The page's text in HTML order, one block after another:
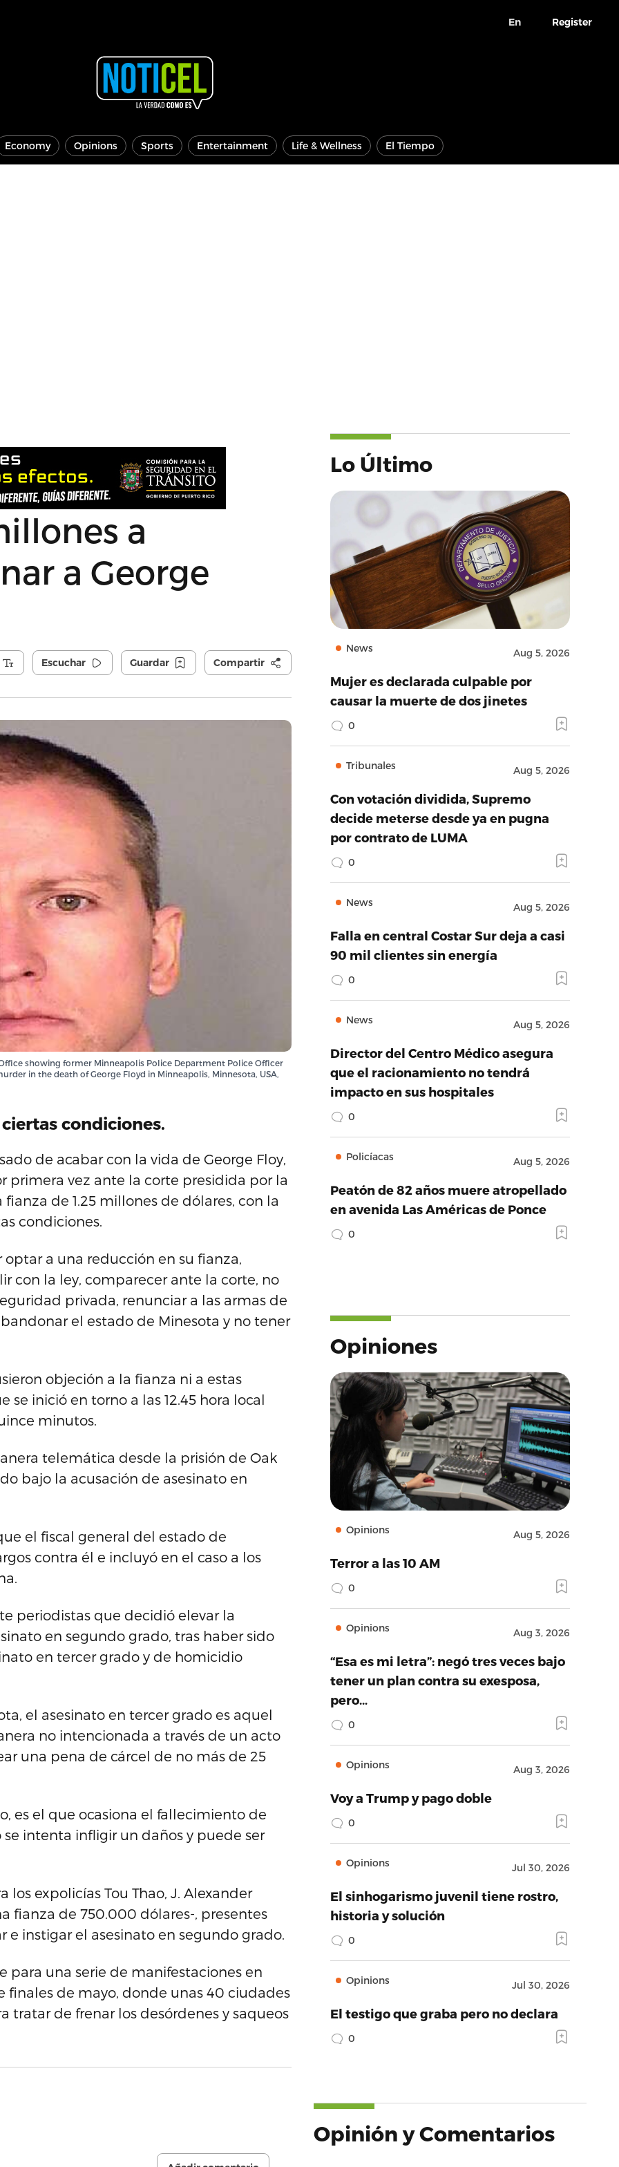
En Register
Economy Opinions Sports Entertainment Life & Wellness El Tiempo
a
a George
Escuchar Guardar Compartir
showing former Minneapolis Police Department Police Officer
in the death of George Floyd in Minneapolis, Minnesota, USA,
condiciones.
de acabar con la vida de George Floy,
primera vez ante la corte presidida por la
de 1.25 millones de dólares, con la
condiciones.
a una reducción en su fianza,
con la ley, comparecer ante la corte, no
privada, renunciar a las armas de
el estado de Minesota y no tener
objeción a la fianza ni a estas
inició en torno a las 12.45 hora local
minutos.
telemática desde la prisión de Oak
bajo la acusación de asesinato en
el fiscal general del estado de
contra él e incluyó en el caso a los
periodistas que decidió elevar la
en segundo grado, tras haber sido
en tercer grado y de homicidio
el asesinato en tercer grado es aquel
no intencionada a través de un acto
una pena de cárcel de no más de 25
es el que ocasiona el fallecimiento de
intenta infligir un daños y puede ser
expolicías Tou Thao, J. Alexander
fianza de 750.000 dólares-, presentes
instigar el asesinato en segundo grado.
para una serie de manifestaciones en
finales de mayo, donde unas 40 ciudades
de frenar los desórdenes y saqueos
Lo Último
News Aug 5, 2026
Mujer es declarada culpable por
causar la muerte de dos jinetes
0
Tribunales Aug 5, 2026
Con votación dividida, Supremo
decide meterse desde ya en pugna
por contrato de LUMA
0
News Aug 5, 2026
Falla en central Costar Sur deja a casi
90 mil clientes sin energía
0
News Aug 5, 2026
Director del Centro Médico asegura
que el racionamiento no tendrá
impacto en sus hospitales
0
Policíacas Aug 5, 2026
Peatón de 82 años muere atropellado
en avenida Las Américas de Ponce
0
Opiniones
Opinions Aug 5, 2026
Terror a las 10 AM
0
Opinions Aug 3, 2026
“Esa es mi letra”: negó tres veces bajo
tener un plan contra su exesposa,
pero…
0
Opinions Aug 3, 2026
Voy a Trump y pago doble
0
Opinions Jul 30, 2026
El sinhogarismo juvenil tiene rostro,
historia y solución
0
Opinions Jul 30, 2026
El testigo que graba pero no declara
0
Opinión y Comentarios